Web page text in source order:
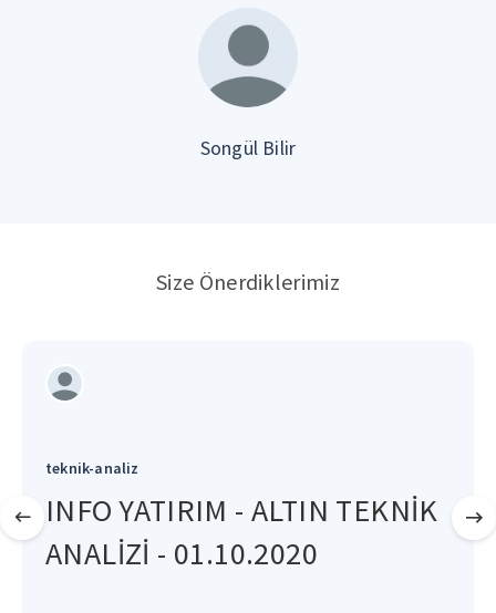
Songül Bilir
Size Önerdiklerimiz
teknik-analiz
INFO YATIRIM - ALTIN TEKNİK
ANALİZİ - 01.10.2020